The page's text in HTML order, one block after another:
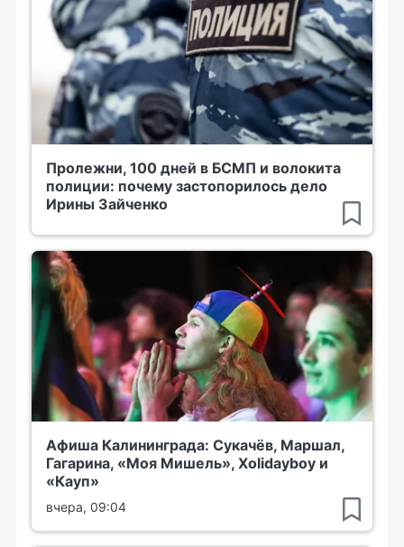
Пролежни, 100 дней в БСМП и волокита
полиции: почему застопорилось дело
Ирины Зайченко
Афиша Калининграда: Сукачёв, Маршал,
Гагарина, «Моя Мишель», Xolidayboy и
«Кауп»
вчера, 09:04